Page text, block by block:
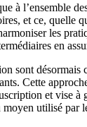
à l’ensemble
et ce, quelle
les
en
sont désormais
Cette
et vise à
utilisé par